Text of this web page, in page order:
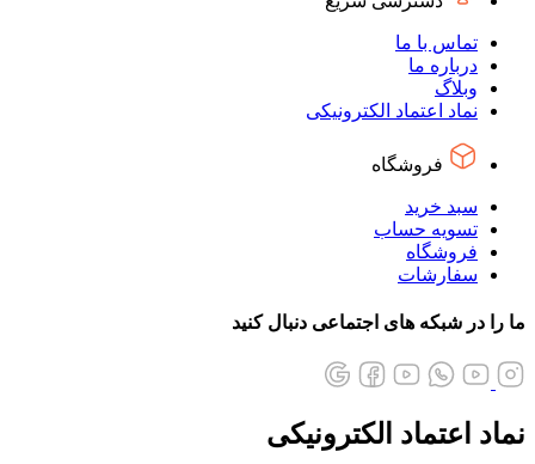
تماس با ما
درباره ما
وبلاگ
نماد اعتماد الکترونیکی
فروشگاه
سبد خرید
تسویه حساب
فروشگاه
سفارشات
ما را در شبکه های اجتماعی دنبال کنید
نماد اعتماد الکترونیکی